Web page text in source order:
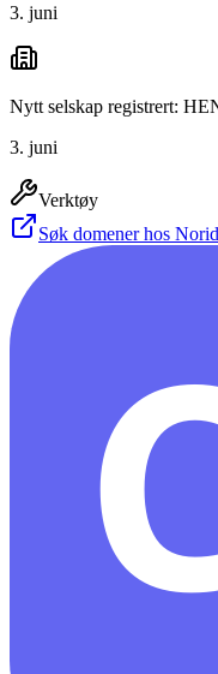
3. juni
Nytt selskap registrert:
3. juni
Verktøy
Søk domener hos Norid